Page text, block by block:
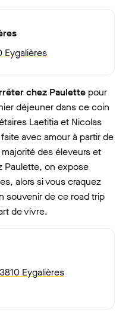
Eygalières
chez Paulette pour
déjeuner dans ce coin
Laetitia et Nicolas
avec amour à partir de
des éleveurs et
Paulette, on expose
alors si vous craquez
souvenir de ce road trip
de vivre.
Eygalières